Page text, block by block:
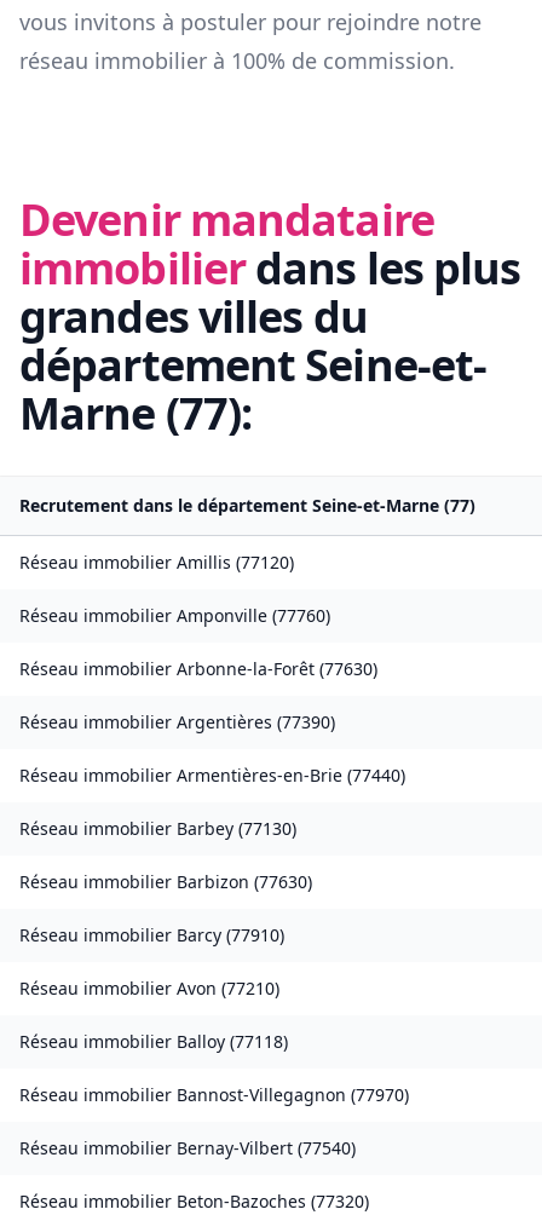
vous invitons à postuler pour rejoindre notre
réseau immobilier à 100% de commission.
Devenir mandataire
immobilierdans les plus
grandes villes du
départementSeine-et-
Marne (77):
Recrutement dans le département Seine-et-Marne (77)
Réseau immobilier Amillis (77120)
Réseau immobilier Amponville (77760)
Réseau immobilier Arbonne-la-Forêt (77630)
Réseau immobilier Argentières (77390)
Réseau immobilier Armentières-en-Brie (77440)
Réseau immobilier Barbey (77130)
Réseau immobilier Barbizon (77630)
Réseau immobilier Barcy (77910)
Réseau immobilier Avon (77210)
Réseau immobilier Balloy (77118)
Réseau immobilier Bannost-Villegagnon (77970)
Réseau immobilier Bernay-Vilbert (77540)
Réseau immobilier Beton-Bazoches (77320)